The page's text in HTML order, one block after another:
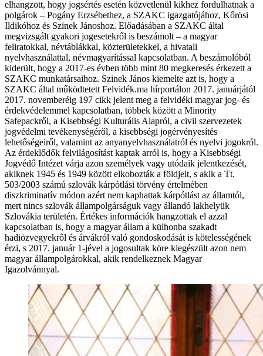
elhangzott, hogy jogsértés esetén közvetlenül kikhez fordulhatnak a
polgárok – Pogány Erzsébethez, a SZAKC igazgatójához, Kőrösi
Ildikóhoz és Szinek Jánoshoz. Előadásában a SZAKC által
megvizsgált gyakori jogesetekről is beszámolt – a magyar
feliratokkal, névtáblákkal, közterületekkel, a hivatali
nyelvhasználattal, névmagyarítással kapcsolatban. A beszámolóból
kiderült, hogy a 2017-es évben több mint 80 megkeresés érkezett a
SZAKC munkatársaihoz. Szinek János kiemelte azt is, hogy a
SZAKC által működtetett Felvidék.ma hírportálon 2017. januárjától
2017. novemberéig 197 cikk jelent meg a felvidéki magyar jog- és
érdekvédelemmel kapcsolatban, többek között a Minority
Safepackről, a Kisebbségi Kulturális Alapról, a civil szervezetek
jogvédelmi tevékenységéről, a kisebbségi jogérvényesítés
lehetőségeiről, valamint az anyanyelvhasználatról és nyelvi jogokról.
Az érdeklődők felvilágosítást kaptak arról is, hogy a Kisebbségi
Jogvédő Intézet várja azon személyek vagy utódaik jelentkezését,
akiknek 1945 és 1949 között elkobozták a földjeit, s akik a Tt.
503/2003 számú szlovák kárpótlási törvény értelmében
diszkriminatív módon azért nem kaphattak kárpótlást az államtól,
mert nincs szlovák állampolgárságuk vagy állandó lakhelyük
Szlovákia területén. Értékes információk hangzottak el azzal
kapcsolatban is, hogy a magyar állam a külhonba szakadt
hadiözvegyekről és árvákról való gondoskodását is kötelességének
érzi, s 2017. január 1-jével a jogosultak köre kiegészült azon nem
magyar állampolgárokkal, akik rendelkeznek Magyar
Igazolvánnyal.